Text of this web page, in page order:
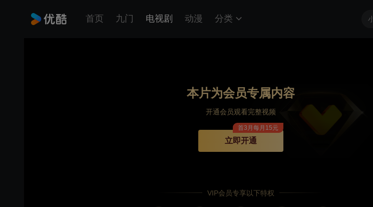
首页 九门 电视剧 动漫 分类
本片为会员专属内容
开通会员观看完整视频
立即开通
首3月每月15元
VIP会员专享以下特权